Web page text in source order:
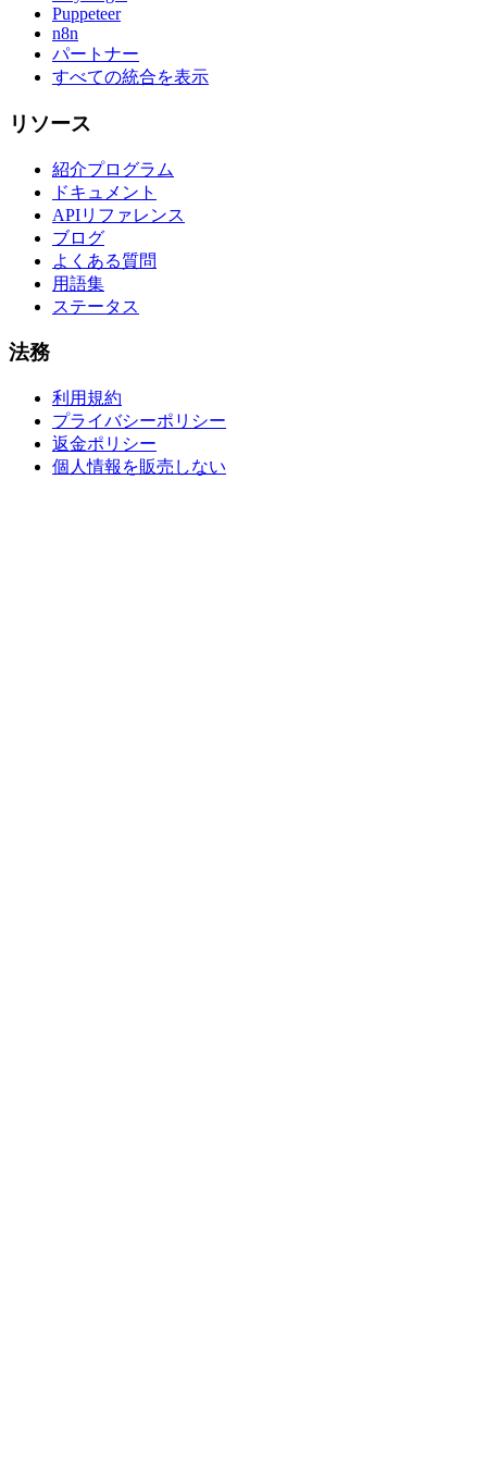
Puppeteer
n8n
パートナー
すべての統合を表示
リソース
紹介プログラム
ドキュメント
APIリファレンス
ブログ
よくある質問
用語集
ステータス
法務
利用規約
プライバシーポリシー
返金ポリシー
個人情報を販売しない